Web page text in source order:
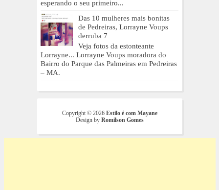
esperando o seu primeiro...
Das 10 mulheres mais bonitas
de Pedreiras, Lorrayne Voups
derruba 7
Veja fotos da estonteante
Lorrayne... Lorrayne Voups moradora do
Bairro do Parque das Palmeiras em Pedreiras
– MA.
Copyright © 2026 Estilo é com Mayane
Design by Romilson Gomes